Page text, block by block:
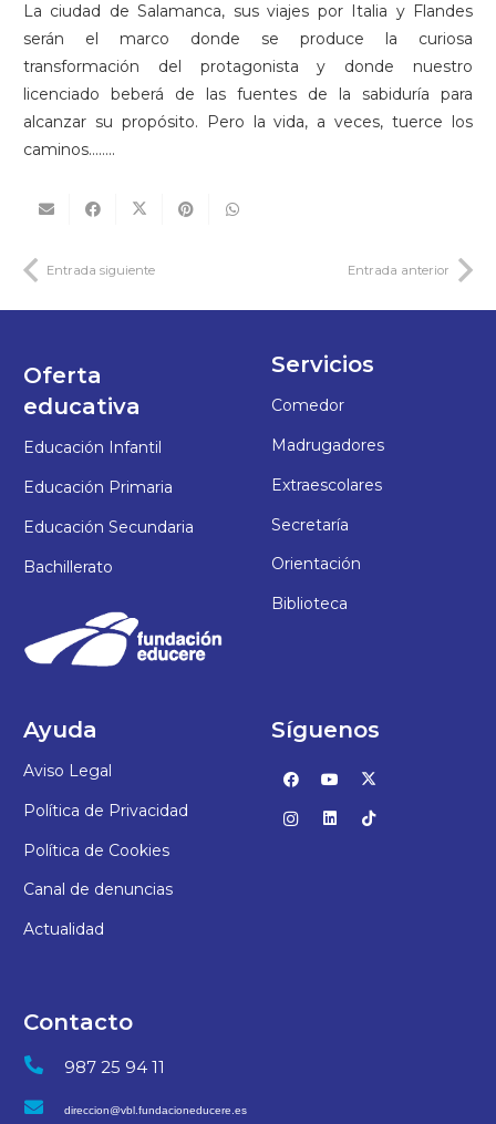
La ciudad de Salamanca, sus viajes por Italia y Flandes
serán el marco donde se produce la curiosa
transformación del protagonista y donde nuestro
licenciado beberá de las fuentes de la sabiduría para
alcanzar su propósito. Pero la vida, a veces, tuerce los
caminos……..
Entrada siguiente Entrada anterior
Oferta
educativa
Educación Infantil
Educación Primaria
Educación Secundaria
Bachillerato
Servicios
Comedor
Madrugadores
Extraescolares
Secretaría
Orientación
Biblioteca
Ayuda
Aviso Legal
Política de Privacidad
Política de Cookies
Canal de denuncias
Actualidad
Síguenos
Contacto
987 25 94 11
direccion@vbl.fundacioneducere.es